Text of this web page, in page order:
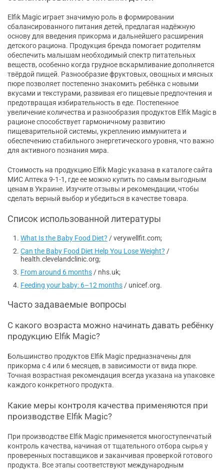
Elfik Magic играет значимую роль в формировании
сбалансированного питания детей, предлагая надёжную
основу для введения прикорма и дальнейшего расширения
детского рациона. Продукция бренда помогает родителям
обеспечить малышам необходимый спектр питательных
веществ, особенно когда грудное вскармливание дополняется
твёрдой пищей. Разнообразие фруктовых, овощных и мясных
пюре позволяет постепенно знакомить ребёнка с новыми
вкусами и текстурами, развивая его пищевые предпочтения и
предотвращая избирательность в еде. Постепенное
увеличение количества и разнообразия продуктов Elfik Magic в
рационе способствует гармоничному развитию
пищеварительной системы, укреплению иммунитета и
обеспечению стабильного энергетического уровня, что важно
для активного познания мира.
Стоимость на продукцию Elfik Magic указана в каталоге сайта
МИС Аптека 9-1-1, где ее можно купить по самым выгодным
ценам в Украине. Изучите отзывы и рекомендации, чтобы
сделать верный выбор и убедиться в качестве товара.
Список использованной литературы
What Is the Baby Food Diet? / verywellfit.com;
Can the Baby Food Diet Help You Lose Weight? /
health.clevelandclinic.org;
From around 6 months / nhs.uk;
Feeding your baby: 6–12 months / unicef.org.
Часто задаваемые вопросы
С какого возраста можно начинать давать ребёнку
продукцию Elfik Magic?
Большинство продуктов Elfik Magic предназначены для
прикорма с 4 или 6 месяцев, в зависимости от вида пюре.
Точная возрастная рекомендация всегда указана на упаковке
каждого конкретного продукта.
Какие меры контроля качества применяются при
производстве Elfik Magic?
При производстве Elfik Magic применяется многоступенчатый
контроль качества, начиная от тщательного отбора сырья у
проверенных поставщиков и заканчивая проверкой готового
продукта. Все этапы соответствуют международным